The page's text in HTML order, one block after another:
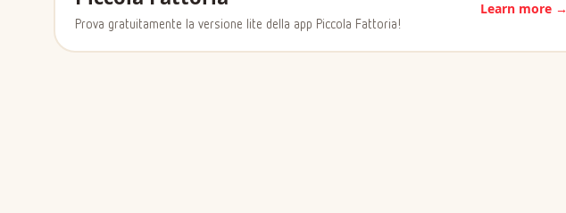
Prova gratuitamente la versione lite della app Piccola Fattoria!
Learn more →